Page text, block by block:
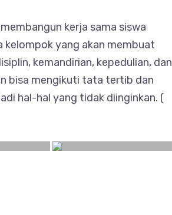
kerja sama siswa
kelompok yang akan membuat
kemandirian, kepedulian, dan
bisa mengikuti tata tertib dan
hal-hal yang tidak diinginkan. (